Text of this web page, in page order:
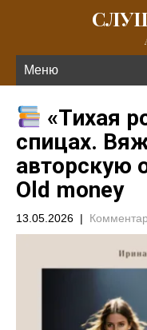
Меню
«Тихая
спицах.
авторскую
Old money
13.05.2026 |